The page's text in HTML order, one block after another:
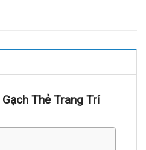
Gạch Thẻ Trang Trí